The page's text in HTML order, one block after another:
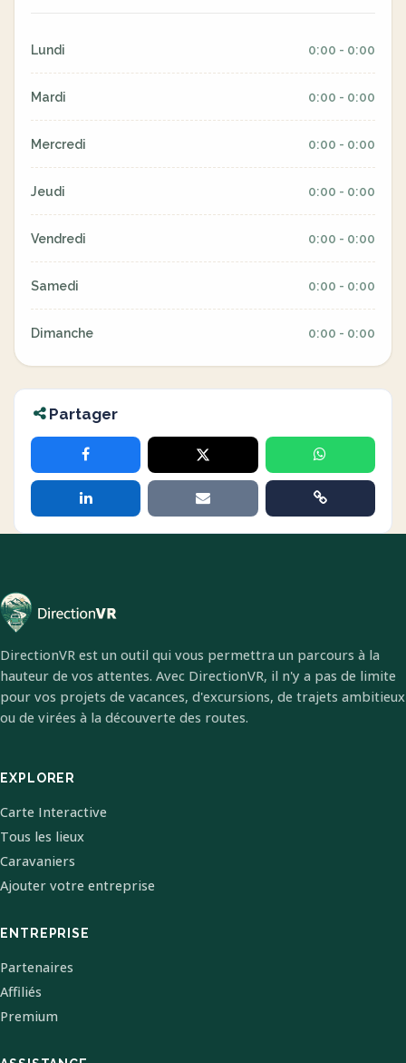
Lundi 0:00 - 0:00
Mardi 0:00 - 0:00
Mercredi 0:00 - 0:00
Jeudi 0:00 - 0:00
Vendredi 0:00 - 0:00
Samedi 0:00 - 0:00
Dimanche 0:00 - 0:00
Partager
DirectionVR est un outil qui vous permettra un parcours à la
hauteur de vos attentes. Avec DirectionVR, il n'y a pas de limite
pour vos projets de vacances, d'excursions, de trajets ambitieux
ou de virées à la découverte des routes.
EXPLORER
Carte Interactive
Tous les lieux
Caravaniers
Ajouter votre entreprise
ENTREPRISE
Partenaires
Affiliés
Premium